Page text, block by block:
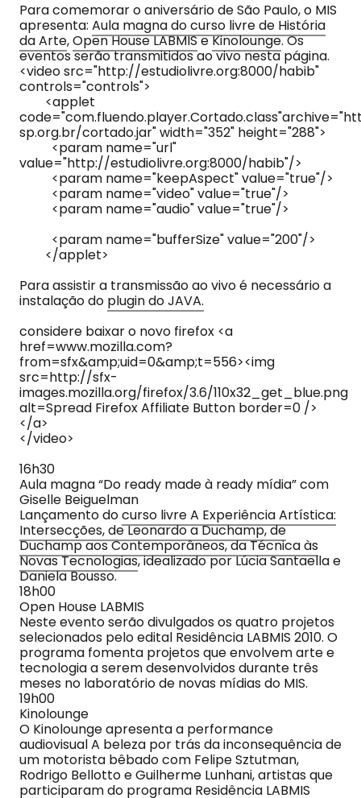
Para comemorar o aniversário de São Paulo, o MIS
apresenta: Aula magna do curso livre de História
da Arte,Open House LABMISeKinolounge. Os
eventos serão transmitidos ao vivo nesta página.
<video src="http://estudiolivre.org:8000/habib"
controls="controls">
<applet
sp.org.br/cortado.jar" width="352" height="288">
<param name="url"
value="http://estudiolivre.org:8000/habib"/>
<param name="keepAspect" value="true"/>
<param name="video" value="true"/>
<param name="audio" value="true"/>
<param name="bufferSize" value="200"/>
</applet>
Para assistir a transmissão ao vivo é necessário a
instalação do plugin do JAVA.
considere baixar o novo firefox <a
href=www.mozilla.com?
from=sfx&amp;uid=0&amp;t=556><img
src=http://sfx-
images.mozilla.org/firefox/3.6/110x32_get_blue.png
alt=Spread Firefox Affiliate Button border=0 />
</a>
</video>
16h30
Aula magna “Do ready made à ready mídia” com
Giselle Beiguelman
Lançamento docurso livre A Experiência Artística:
Intersecções, de Leonardo a Duchamp, de
Duchamp aos Contemporâneos, da Técnica às
Novas Tecnologias, idealizado por Lúcia Santaella e
Daniela Bousso.
18h00
Open House LABMIS
Neste evento serão divulgados os quatro projetos
selecionados pelo edital Residência LABMIS 2010. O
programa fomenta projetos que envolvem arte e
tecnologia a serem desenvolvidos durante três
meses no laboratório de novas mídias do MIS.
19h00
Kinolounge
O Kinolounge apresenta a performance
audiovisual A beleza por trás da inconsequência de
um motorista bêbado com Felipe Sztutman,
Rodrigo Bellotto e Guilherme Lunhani, artistas que
participaram do programa Residência LABMIS